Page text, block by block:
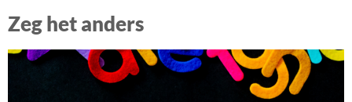
Zeg het anders